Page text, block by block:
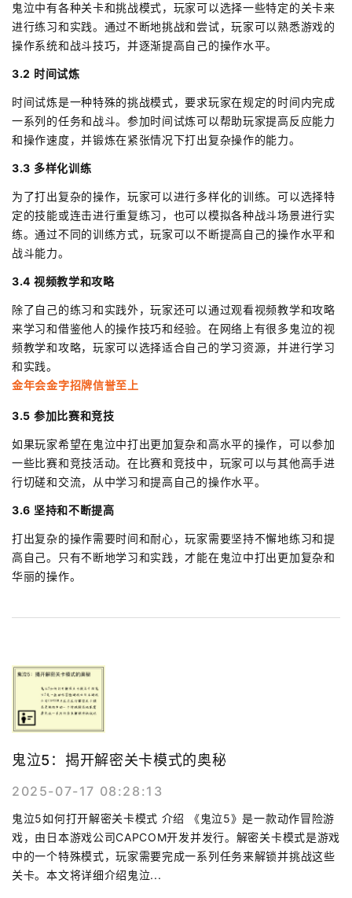
鬼泣中有各种关卡和挑战模式，玩家可以选择一些特定的关卡来
进行练习和实践。通过不断地挑战和尝试，玩家可以熟悉游戏的
操作系统和战斗技巧，并逐渐提高自己的操作水平。
3.2 时间试炼
时间试炼是一种特殊的挑战模式，要求玩家在规定的时间内完成
一系列的任务和战斗。参加时间试炼可以帮助玩家提高反应能力
和操作速度，并锻炼在紧张情况下打出复杂操作的能力。
3.3 多样化训练
为了打出复杂的操作，玩家可以进行多样化的训练。可以选择特
定的技能或连击进行重复练习，也可以模拟各种战斗场景进行实
练。通过不同的训练方式，玩家可以不断提高自己的操作水平和
战斗能力。
3.4 视频教学和攻略
除了自己的练习和实践外，玩家还可以通过观看视频教学和攻略
来学习和借鉴他人的操作技巧和经验。在网络上有很多鬼泣的视
频教学和攻略，玩家可以选择适合自己的学习资源，并进行学习
和实践。
金年会金字招牌信誉至上
3.5 参加比赛和竞技
如果玩家希望在鬼泣中打出更加复杂和高水平的操作，可以参加
一些比赛和竞技活动。在比赛和竞技中，玩家可以与其他高手进
行切磋和交流，从中学习和提高自己的操作水平。
3.6 坚持和不断提高
打出复杂的操作需要时间和耐心，玩家需要坚持不懈地练习和提
高自己。只有不断地学习和实践，才能在鬼泣中打出更加复杂和
华丽的操作。
鬼泣5：揭开解密关卡模式的奥秘
2025-07-17 08:28:13
鬼泣5如何打开解密关卡模式 介绍 《鬼泣5》是一款动作冒险游
戏，由日本游戏公司CAPCOM开发并发行。解密关卡模式是游戏
中的一个特殊模式，玩家需要完成一系列任务来解锁并挑战这些
关卡。本文将详细介绍鬼泣...